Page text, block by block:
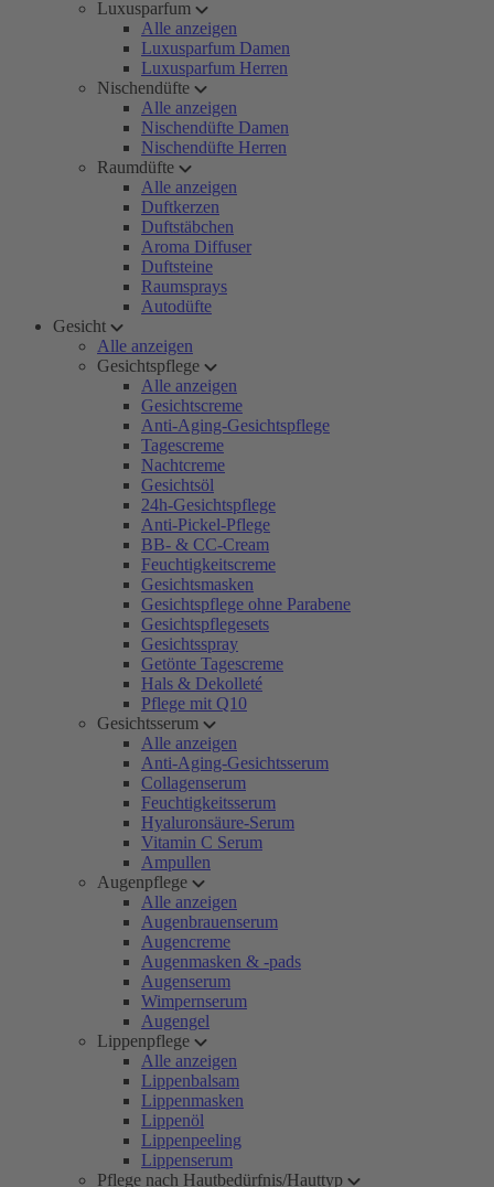
Luxusparfum
Alle anzeigen
Luxusparfum Damen
Luxusparfum Herren
Nischendüfte
Alle anzeigen
Nischendüfte Damen
Nischendüfte Herren
Raumdüfte
Alle anzeigen
Duftkerzen
Duftstäbchen
Aroma Diffuser
Duftsteine
Raumsprays
Autodüfte
Gesicht
Alle anzeigen
Gesichtspflege
Alle anzeigen
Gesichtscreme
Anti-Aging-Gesichtspflege
Tagescreme
Nachtcreme
Gesichtsöl
24h-Gesichtspflege
Anti-Pickel-Pflege
BB- & CC-Cream
Feuchtigkeitscreme
Gesichtsmasken
Gesichtspflege ohne Parabene
Gesichtspflegesets
Gesichtsspray
Getönte Tagescreme
Hals & Dekolleté
Pflege mit Q10
Gesichtsserum
Alle anzeigen
Anti-Aging-Gesichtsserum
Collagenserum
Feuchtigkeitsserum
Hyaluronsäure-Serum
Vitamin C Serum
Ampullen
Augenpflege
Alle anzeigen
Augenbrauenserum
Augencreme
Augenmasken & -pads
Augenserum
Wimpernserum
Augengel
Lippenpflege
Alle anzeigen
Lippenbalsam
Lippenmasken
Lippenöl
Lippenpeeling
Lippenserum
Pflege nach Hautbedürfnis/Hauttyp